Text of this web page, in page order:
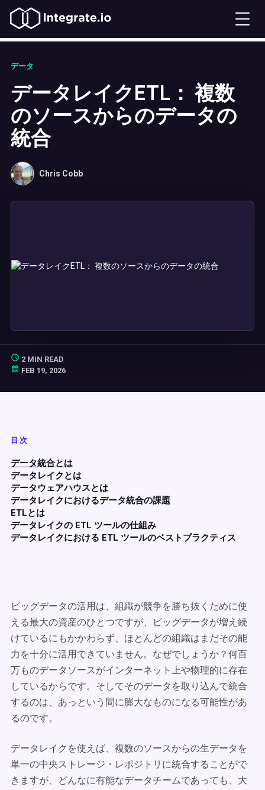
データ
データレイクETL： 複数
のソースからのデータの
統合
Chris Cobb
2 MIN READ
FEB 19, 2026
目次
データ統合とは
データレイクとは
データウェアハウスとは
データレイクにおけるデータ統合の課題
ETLとは
データレイクの ETL ツールの仕組み
データレイクにおける ETL ツールのベストプラクティス
ビッグデータの活用は、組織が競争を勝ち抜くために使
える最大の資産のひとつですが、ビッグデータが増え続
けているにもかかわらず、ほとんどの組織はまだその能
力を十分に活用できていません。なぜでしょうか？何百
万ものデータソースがインターネット上や物理的に存在
しているからです。そしてそのデータを取り込んで統合
するのは、あっという間に膨大なものになる可能性があ
るのです。
データレイクを使えば、複数のソースからの生データを
単一の中央ストレージ・レポジトリに統合することがで
きますが、どんなに有能なデータチームであっても、大